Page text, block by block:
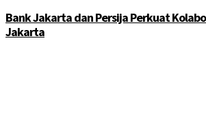
Bank Jakarta dan Persija Perkuat
Jakarta